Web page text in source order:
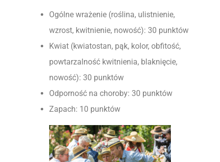
Ogólne wrażenie (roślina, ulistnienie,
wzrost, kwitnienie, nowość): 30 punktów
Kwiat (kwiatostan, pąk, kolor, obfitość,
powtarzalność kwitnienia, blaknięcie,
nowość): 30 punktów
Odporność na choroby: 30 punktów
Zapach: 10 punktów